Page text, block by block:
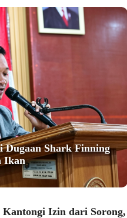
Dugaan Shark Finning
Ikan
Kantongi Izin dari Sorong,